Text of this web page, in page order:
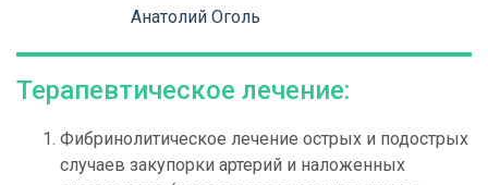
Анатолий Оголь
Терапевтическое лечение:
Фибринолитическое лечение острых и подострых
случаев закупорки артерий и наложенных